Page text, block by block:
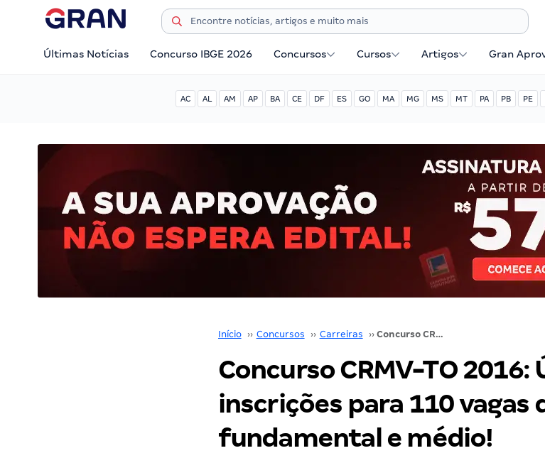
Últimas Notícias Concurso IBGE 2026 Concursos Cursos Artigos Gran
AC AL AM AP BA CE DF ES GO MA MG MS MT PA PB PE
Início ›› Concursos ›› Carreiras ›› Concurso CRMV-TO 2016: Último dia para inscrições para 110 vagas de níveis fundamental e médio!
Concurso CRMV-TO
inscrições para 110 vagas
fundamental e médio!